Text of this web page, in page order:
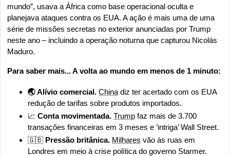
mundo”, usava a África como base operacional oculta e
planejava ataques contra os EUA. A ação é mais uma de uma
série de missões secretas no exterior anunciadas por Trump
neste ano – incluindo a operação noturna que capturou Nicolás
Maduro.
Para saber mais... A volta ao mundo em menos de 1 minuto:
🌏 Alívio comercial. China diz ter acertado com os EUA
redução de tarifas sobre produtos importados.
📈 Conta movimentada. Trump faz mais de 3.700
transações financeiras em 3 meses e ‘intriga’ Wall Street.
🇬🇧 Pressão britânica. Milhares vão às ruas em
Londres em meio à crise política do governo Starmer.